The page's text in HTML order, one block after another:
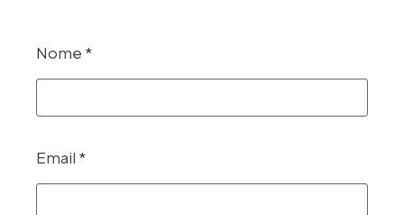
Nome *
Email *